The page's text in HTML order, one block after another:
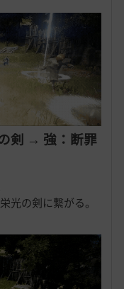
剣 → 強：断罪
の剣に繋がる。